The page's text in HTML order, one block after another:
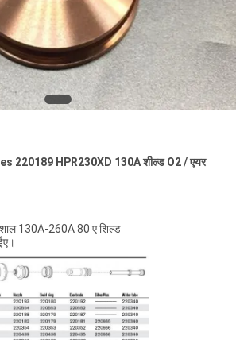
220189 HPR230XD 130A शील्ड O2 / एयर
130A-260A 80 ए शिल्ड